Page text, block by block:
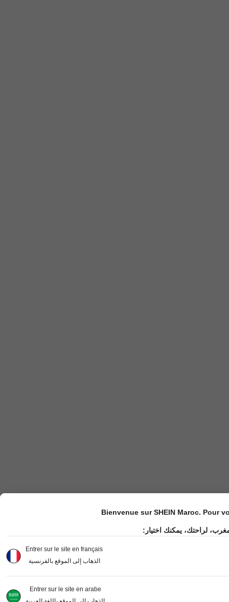
Bienvenue sur SHEIN Maroc. Pour
لراحتك، يمكنك اختيار:
Entrer sur le site en français
الذهاب إلى الموقع بالفرنسية
Entrer sur le site en arabe